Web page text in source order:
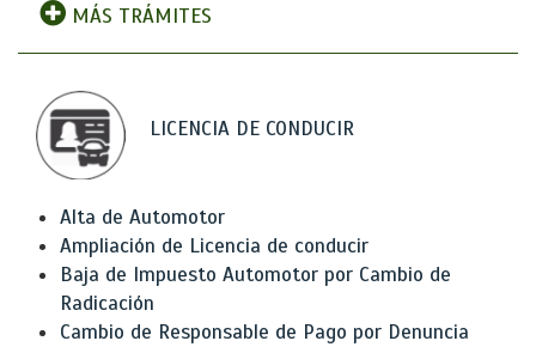
MÁS TRÁMITES
LICENCIA DE CONDUCIR
Alta de Automotor
Ampliación de Licencia de conducir
Baja de Impuesto Automotor por Cambio de
Radicación
Cambio de Responsable de Pago por Denuncia